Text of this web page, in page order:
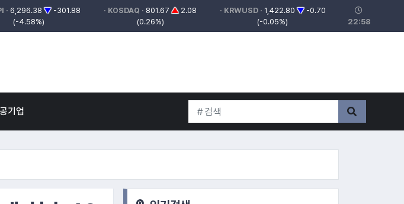
· 6,296.38▼-301.88
(-4.58%)
· KOSDAQ · 801.67▲2.08
(0.26%)
· KRWUSD · 1,422.80▼-0.70
(-0.05%)
22:58
공기업